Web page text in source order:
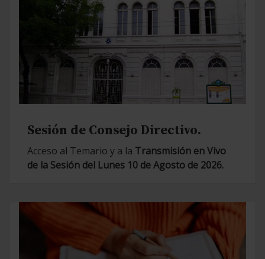
Sesión de Consejo Directivo.
Acceso al Temario y a la Transmisión en Vivo
de la Sesión del Lunes 10 de Agosto de 2026.